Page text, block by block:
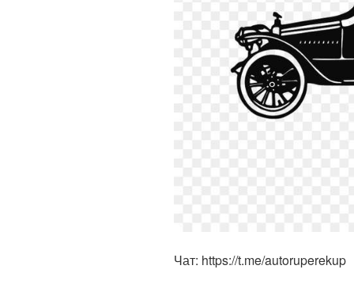
Чат: https://t.me/autoruperekup